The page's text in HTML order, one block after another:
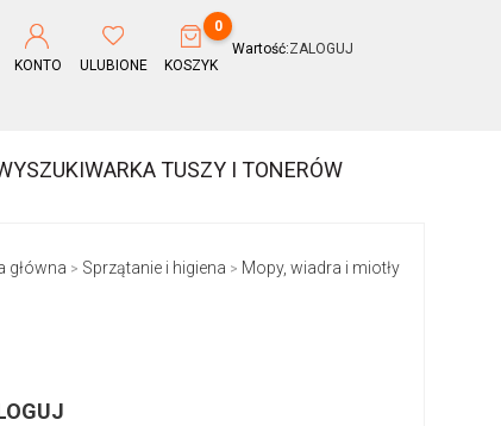
KONTO ULUBIONE
0
KOSZYK
Wartość:ZALOGUJ
TUSZY I TONERÓW
główna > Sprzątanie i higiena > Mopy, wiadra i miotły